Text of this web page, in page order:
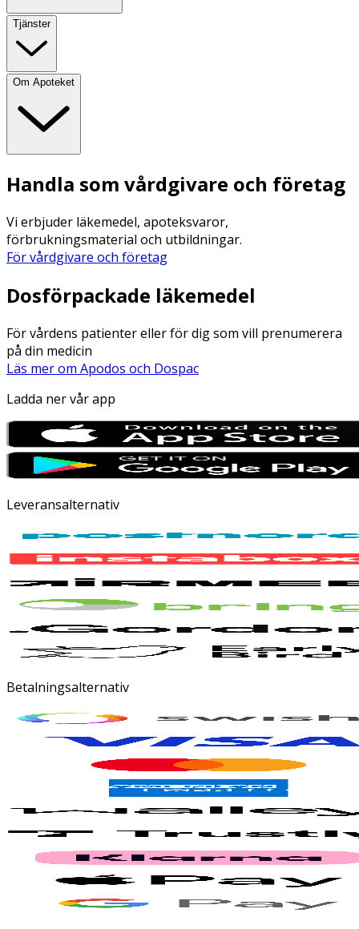
Tjänster
Om Apoteket
Handla som vårdgivare och företag
Vi erbjuder läkemedel, apoteksvaror,
förbrukningsmaterial och utbildningar.
För vårdgivare och företag
Dosförpackade läkemedel
För vårdens patienter eller för dig som vill prenumerera
på din medicin
Läs mer om Apodos och Dospac
Ladda ner vår app
Leveransalternativ
Betalningsalternativ